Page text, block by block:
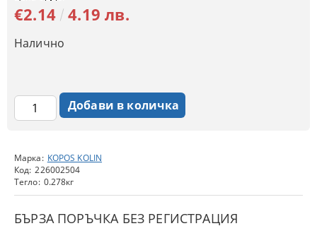
Марка: KOPOS KOLIN
Код: 226002504
Тегло: 0.278кг
БЪРЗА ПОРЪЧКА БЕЗ РЕГИСТРАЦИЯ
€2.14 4.19 лв.
Налично